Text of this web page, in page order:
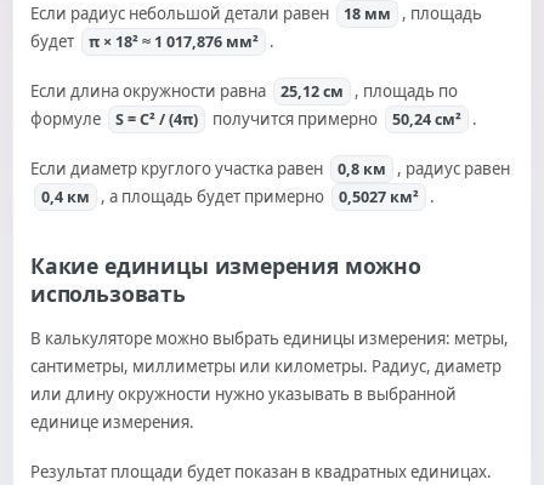
Если радиус небольшой детали равен 18 мм
, площадь
будет
π × 18² ≈ 1 017,876 мм² .
Если длина окружности равна 25,12 см
, площадь по
формуле
S = C² / (4π) получится примерно 50,24 см² .
Если диаметр круглого участка равен 0,8 км , радиус равен
0,4 км , а площадь будет примерно 0,5027 км² .
Какие единицы измерения можно
использовать
В калькуляторе можно выбрать единицы измерения: метры,
сантиметры, миллиметры или километры. Радиус, диаметр
или длину окружности нужно указывать в выбранной
единице измерения.
Результат площади будет показан в квадратных единицах.